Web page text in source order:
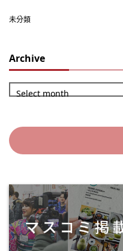
未分類
Archive
Select month